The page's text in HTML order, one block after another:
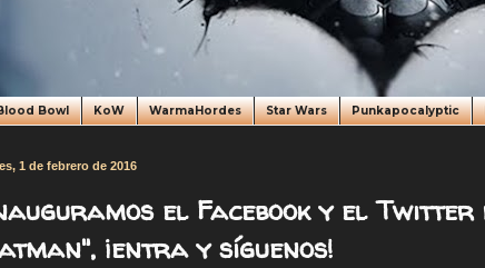
Bowl KoW WarmaHordes Star Wars Punkapocalyptic
1 de febrero de 2016
el Facebook y el Twitter
¡entra y síguenos!